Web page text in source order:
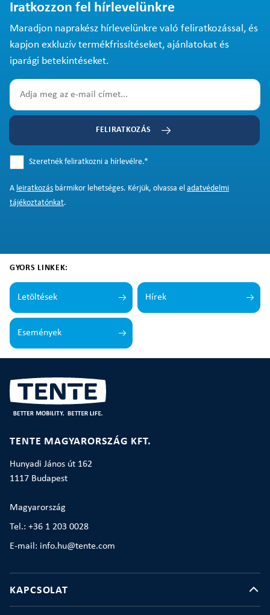
Iratkozzon fel hírlevelünkre
Maradjon naprakész hírlevelünkre való feliratkozással, és
kapjon exkluzív termékfrissítéseket, ajánlatokat és
iparági betekintéseket.
FELIRATKOZÁS
Szeretnék feliratkozni a hírlevélre.*
A leiratkozás bármikor lehetséges. Kérjük, olvassa el adatvédelmi
tájékoztatónkat.
GYORS LINKEK:
Letöltések Hírek
Események
TENTE MAGYARORSZÁG KFT.
Hunyadi János út 162
1117 Budapest
Magyarország
Tel.: +36 1 203 0028
E-mail: info.hu@tente.com
KAPCSOLAT